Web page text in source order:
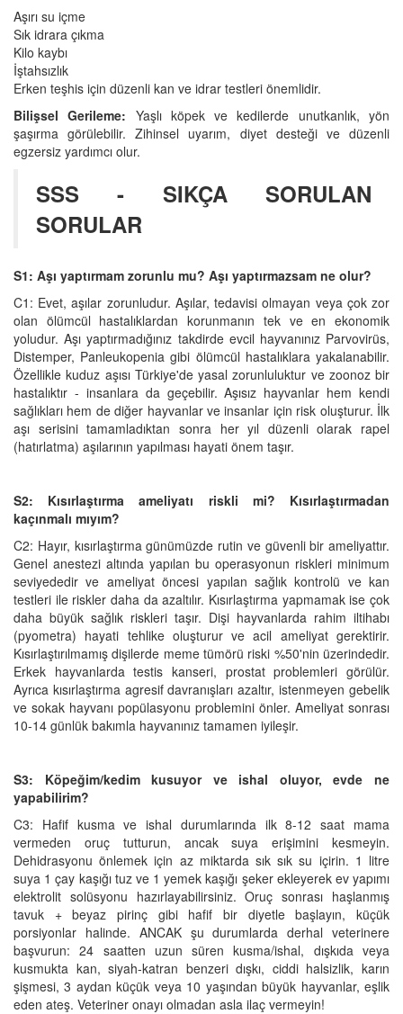
Aşırı su içme
Sık idrara çıkma
Kilo kaybı
İştahsızlık
Erken teşhis için düzenli kan ve idrar testleri önemlidir.
Bilişsel Gerileme: Yaşlı köpek ve kedilerde unutkanlık, yön
şaşırma görülebilir. Zihinsel uyarım, diyet desteği ve düzenli
egzersiz yardımcı olur.
SSS - SIKÇA SORULAN
SORULAR
S1: Aşı yaptırmam zorunlu mu? Aşı yaptırmazsam ne olur?
C1: Evet, aşılar zorunludur. Aşılar, tedavisi olmayan veya çok zor
olan ölümcül hastalıklardan korunmanın tek ve en ekonomik
yoludur. Aşı yaptırmadığınız takdirde evcil hayvanınız Parvovirüs,
Distemper, Panleukopenia gibi ölümcül hastalıklara yakalanabilir.
Özellikle kuduz aşısı Türkiye'de yasal zorunluluktur ve zoonoz bir
hastalıktır - insanlara da geçebilir. Aşısız hayvanlar hem kendi
sağlıkları hem de diğer hayvanlar ve insanlar için risk oluşturur. İlk
aşı serisini tamamladıktan sonra her yıl düzenli olarak rapel
(hatırlatma) aşılarının yapılması hayati önem taşır.
S2: Kısırlaştırma ameliyatı riskli mi? Kısırlaştırmadan
kaçınmalı mıyım?
C2: Hayır, kısırlaştırma günümüzde rutin ve güvenli bir ameliyattır.
Genel anestezi altında yapılan bu operasyonun riskleri minimum
seviyededir ve ameliyat öncesi yapılan sağlık kontrolü ve kan
testleri ile riskler daha da azaltılır. Kısırlaştırma yapmamak ise çok
daha büyük sağlık riskleri taşır. Dişi hayvanlarda rahim iltihabı
(pyometra) hayati tehlike oluşturur ve acil ameliyat gerektirir.
Kısırlaştırılmamış dişilerde meme tümörü riski %50'nin üzerindedir.
Erkek hayvanlarda testis kanseri, prostat problemleri görülür.
Ayrıca kısırlaştırma agresif davranışları azaltır, istenmeyen gebelik
ve sokak hayvanı popülasyonu problemini önler. Ameliyat sonrası
10-14 günlük bakımla hayvanınız tamamen iyileşir.
S3: Köpeğim/kedim kusuyor ve ishal oluyor, evde ne
yapabilirim?
C3: Hafif kusma ve ishal durumlarında ilk 8-12 saat mama
vermeden oruç tutturun, ancak suya erişimini kesmeyin.
Dehidrasyonu önlemek için az miktarda sık sık su içirin. 1 litre
suya 1 çay kaşığı tuz ve 1 yemek kaşığı şeker ekleyerek ev yapımı
elektrolit solüsyonu hazırlayabilirsiniz. Oruç sonrası haşlanmış
tavuk + beyaz pirinç gibi hafif bir diyetle başlayın, küçük
porsiyonlar halinde. ANCAK şu durumlarda derhal veterinere
başvurun: 24 saatten uzun süren kusma/ishal, dışkıda veya
kusmukta kan, siyah-katran benzeri dışkı, ciddi halsizlik, karın
şişmesi, 3 aydan küçük veya 10 yaşından büyük hayvanlar, eşlik
eden ateş. Veteriner onayı olmadan asla ilaç vermeyin!